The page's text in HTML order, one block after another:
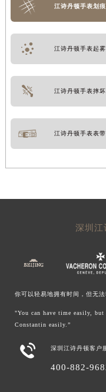
江诗丹顿手表划
江诗丹顿手表起
江诗丹顿手表摔
江诗丹顿手表表
深圳江
你可以轻易地拥有时间，但无
"You can have time easily, but
Constantin easily.”
 深圳江诗丹顿客户
400-882-